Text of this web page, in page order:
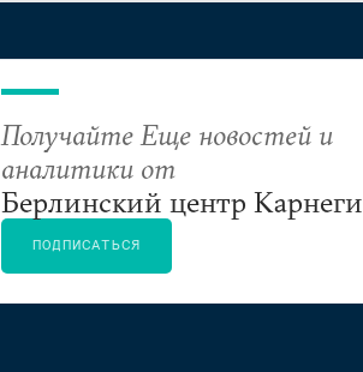
Получайте Еще новостей и
аналитики от
Берлинский центр Карнеги
ПОДПИСАТЬСЯ